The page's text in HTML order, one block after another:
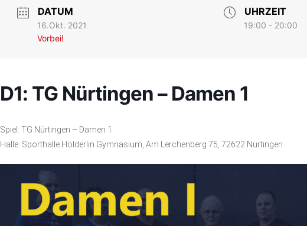
DATUM
16.Okt. 2021
Vorbei!
UHRZEIT
19:00 - 20:00
D1: TG Nürtingen – Damen 1
Spiel: TG Nürtingen – Damen 1
Halle: Sporthalle Hölderlin Gymnasium, Am Lerchenberg 75, 72622 Nürtingen